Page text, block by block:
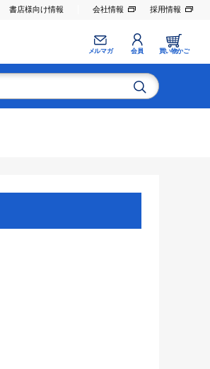
書店様向け情報 会社情報 採用情報
メルマガ 会員 買い物かご